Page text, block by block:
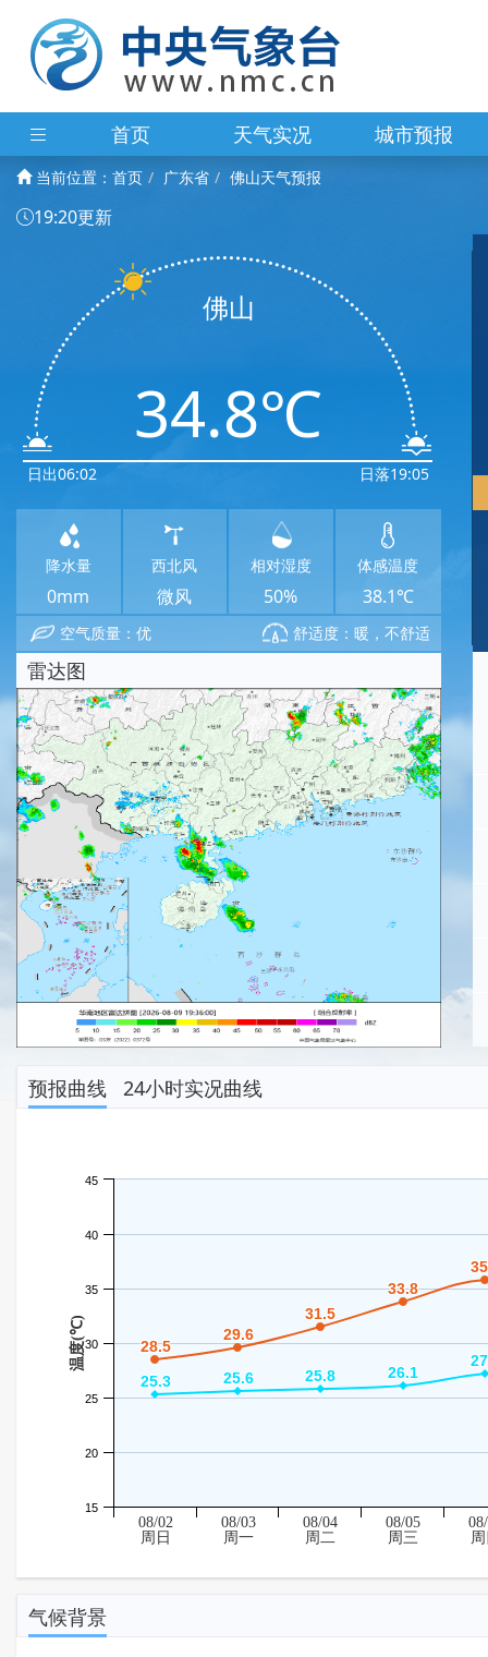
首页 天气实况 城市预报
当前位置： 首页 广东省 佛山天气预报
19:20更新
日出06:02
佛山
34.8℃
日落19:05
降水量
0mm
西北风
微风
相对湿度
50%
体感温度
38.1℃
空气质量：优 舒适度：暖，不舒适
雷达图
预报曲线 24小时实况曲线
温度(℃) 28.5
28.5
29.6
29.6
31.5
31.5
33.8
33.8
25.3
25.3 25.6
25.6 25.8
25.8 26.1
26.1
15
20
25
30
35
40
45
08/02
周日
08/03
周一
08/04
周二
08/05
周三
气候背景